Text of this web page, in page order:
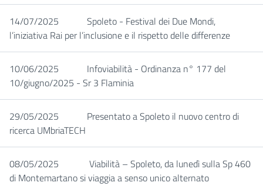
14/07/2025
Spoleto - Festival dei Due Mondi,
l’iniziativa Rai per l’inclusione e il rispetto delle differenze
10/06/2025
Infoviabilità - Ordinanza n° 177 del
10/giugno/2025 - Sr 3 Flaminia
29/05/2025
Presentato a Spoleto il nuovo centro di
ricerca UMbriaTECH
08/05/2025
Viabilità – Spoleto, da lunedì sulla Sp 460
di Montemartano si viaggia a senso unico alternato